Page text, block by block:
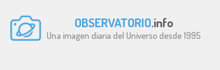
OBSERVATORIO.info
Una imagen diaria del Universo desde 1995